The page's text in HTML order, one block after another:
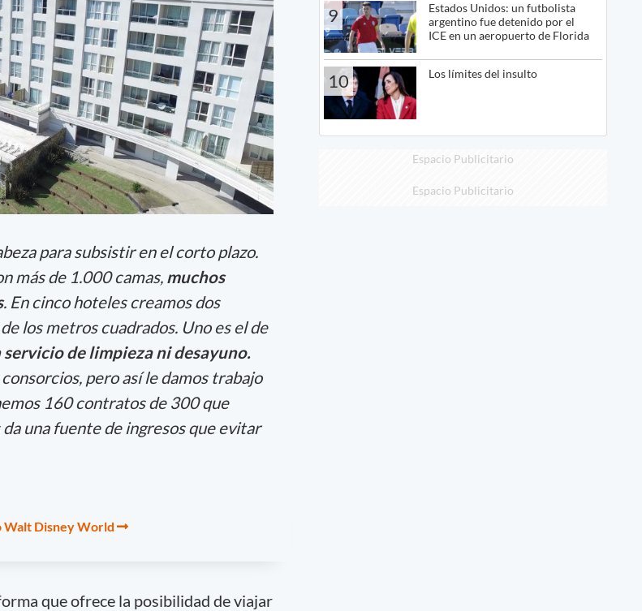
para subsistir en el corto plazo.
más de 1.000 camas,muchos
. En cinco hoteles creamos dos
los metros cuadrados. Uno es el de
de limpieza ni desayuno.
pero así le damos trabajo
160 contratos de 300 que
una fuente de ingresos que evitar
Walt Disney World
que ofrece la posibilidad de viajar
9
Estados Unidos: un futbolista
argentino fue detenido por el
ICE en un aeropuerto de Florida
10 Los límites del insulto
Espacio Publicitario
Espacio Publicitario